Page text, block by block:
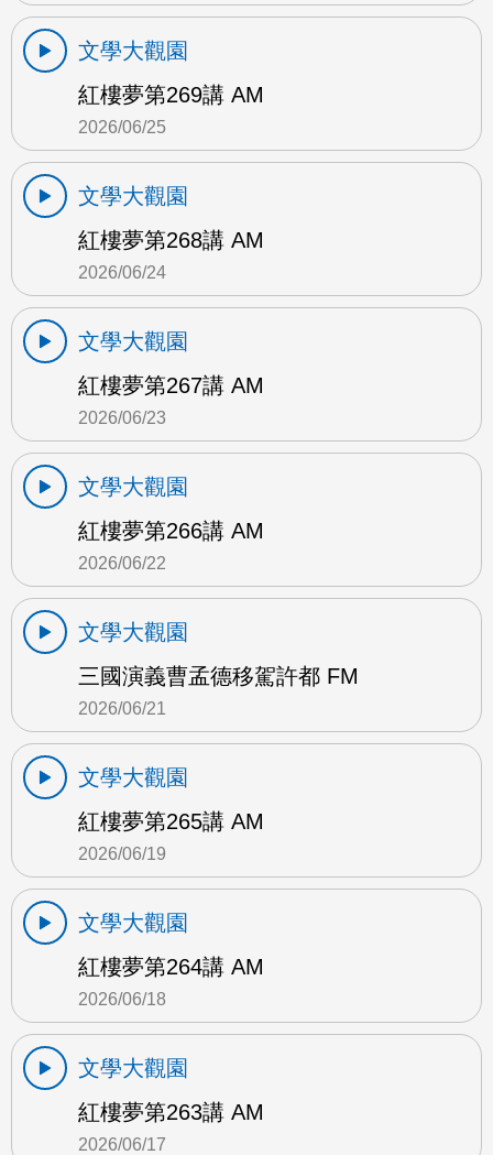
文學大觀園
紅樓夢第269講 AM
2026/06/25
文學大觀園
紅樓夢第268講 AM
2026/06/24
文學大觀園
紅樓夢第267講 AM
2026/06/23
文學大觀園
紅樓夢第266講 AM
2026/06/22
文學大觀園
三國演義曹孟德移駕許都 FM
2026/06/21
文學大觀園
紅樓夢第265講 AM
2026/06/19
文學大觀園
紅樓夢第264講 AM
2026/06/18
文學大觀園
紅樓夢第263講 AM
2026/06/17